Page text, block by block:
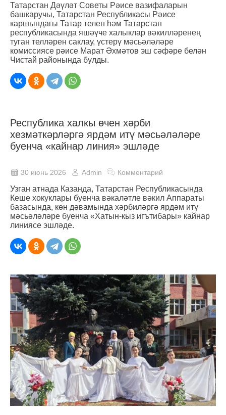
Татарстан Дәүләт Советы Рәисе вазифаларын
башкаручы, Татарстан Республикасы Рәисе
каршындагы Татар телен һәм Татарстан
республикасында яшәүче халыклар вәкилләренең
туган телләрен саклау, үстерү мәсьәләләре
комиссиясе рәисе Марат Әхмәтов эш сәфәре белән
Чистай районында булды.
Республика халкы өчен хәрби
хезмәткәрләргә ярдәм итү мәсьәләләре
буенча «кайнар линия» эшләде
30 июнь 2026 Admin Комментарий
Узган атнада Казанда, Татарстан Республикасында
Кеше хокуклары буенча вәкаләтле вәкил Аппараты
базасында, көн дәвамында хәрбиләргә ярдәм итү
мәсьәләләре буенча «Хатын-кыз игътибары» кайнар
линиясе эшләде.